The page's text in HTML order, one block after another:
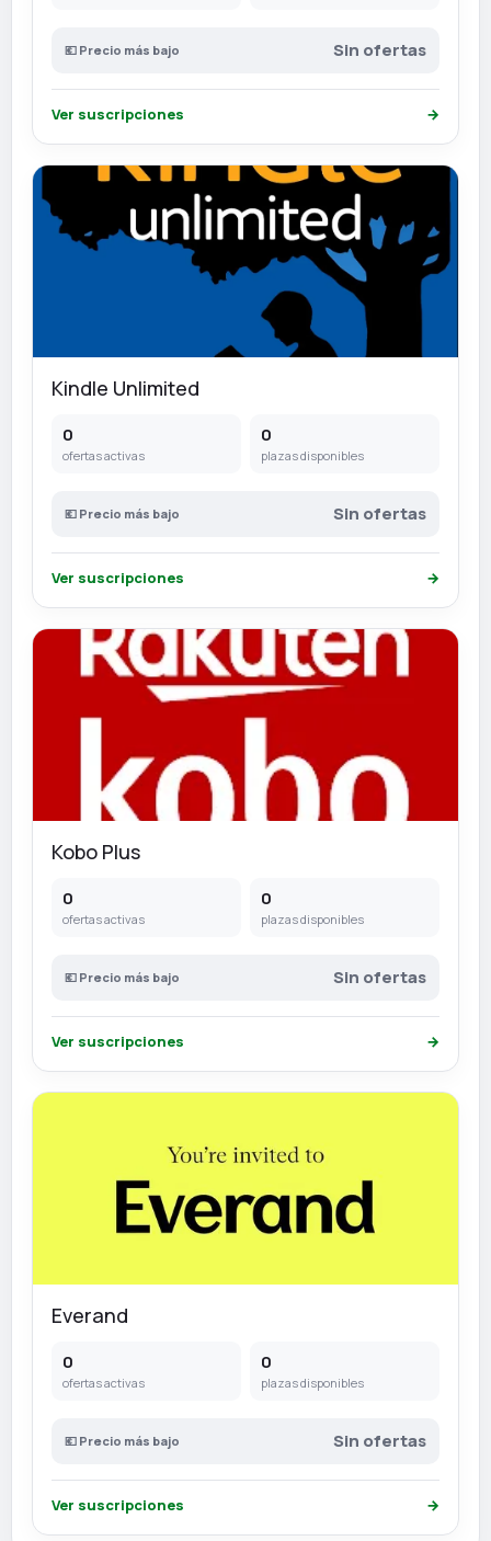
💶 Precio más bajo Sin ofertas
Ver suscripciones →
Kindle Unlimited
0
ofertas activas
0
plazas disponibles
💶 Precio más bajo Sin ofertas
Ver suscripciones →
Kobo Plus
0
ofertas activas
0
plazas disponibles
💶 Precio más bajo Sin ofertas
Ver suscripciones →
Everand
0
ofertas activas
0
plazas disponibles
💶 Precio más bajo Sin ofertas
Ver suscripciones →